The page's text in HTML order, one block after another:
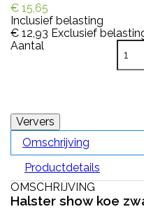
€ 15,65
Inclusief belasting
€ 12,93 Exclusief
Aantal
Omschrijving
Productdetails
OMSCHRIJVING
Halster show koe